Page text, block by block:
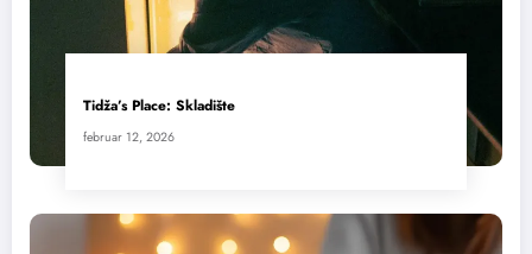
Tidža’s Place: Skladište
februar 12, 2026